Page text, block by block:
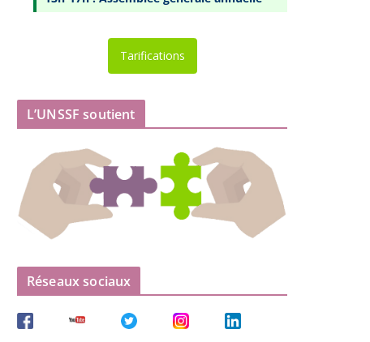
Tarifications
L’UNSSF soutient
Réseaux sociaux